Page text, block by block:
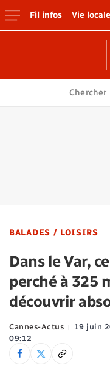
Fil infos Vie locale
BALADES / LOISIRS
Dans le Var,
perché à 325
découvrir
Cannes-Actus 19 juin
09:12